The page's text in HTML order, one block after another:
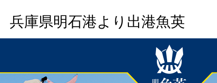
兵庫県明石港より出港魚英